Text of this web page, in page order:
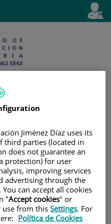
activo
es
Jiménez Díaz uses its
third parties (located in
does not guarantee an
protection) for user
improving services
advertising through the
can accept all cookies
"Accept cookies" or
use from this Settings. For
Política de Cookies